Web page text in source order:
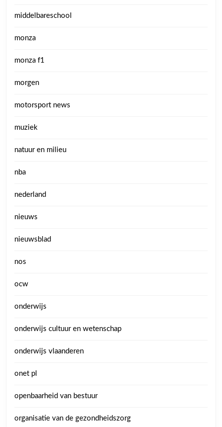
middelbareschool
monza
monza f1
morgen
motorsport news
muziek
natuur en milieu
nba
nederland
nieuws
nieuwsblad
nos
ocw
onderwijs
onderwijs cultuur en wetenschap
onderwijs vlaanderen
onet pl
openbaarheid van bestuur
organisatie van de gezondheidszorg